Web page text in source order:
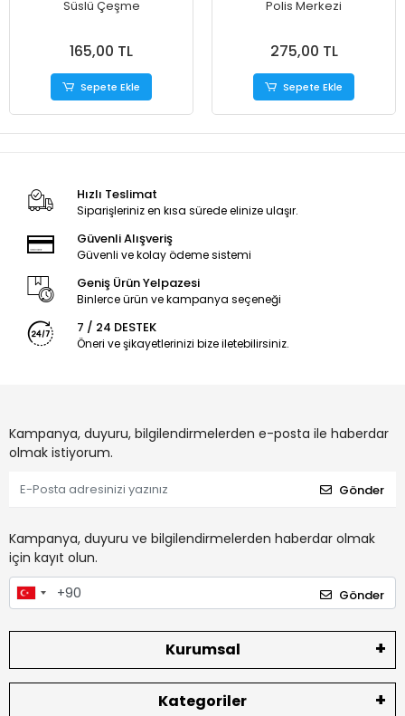
Süslü Çeşme
165,00 TL
Sepete Ekle
Polis Merkezi
275,00 TL
Sepete Ekle
Hızlı Teslimat
Siparişleriniz en kısa sürede elinize ulaşır.
Güvenli Alışveriş
Güvenli ve kolay ödeme sistemi
Geniş Ürün Yelpazesi
Binlerce ürün ve kampanya seçeneği
7 / 24 DESTEK
Öneri ve şikayetlerinizi bize iletebilirsiniz.
Kampanya, duyuru, bilgilendirmelerden e-posta ile haberdar
olmak istiyorum.
Gönder
Kampanya, duyuru ve bilgilendirmelerden haberdar olmak
için kayıt olun.
Gönder
Kurumsal
Kategoriler